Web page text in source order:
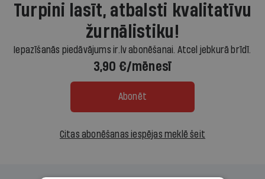
Turpini lasīt, atbalsti kvalitatīvu
žurnālistiku!
Iepazīšanās piedāvājums ir.lv abonēšanai. Atcel jebkurā brīdī.
3,90 €/mēnesī
Abonēt
Citas abonēšanas iespējas meklē šeit